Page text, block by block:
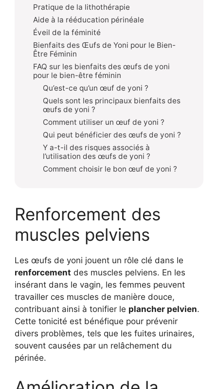
Pratique de la lithothérapie
Aide à la rééducation périnéale
Éveil de la féminité
Bienfaits des Œufs de Yoni pour le Bien-
Être Féminin
FAQ sur les bienfaits des œufs de yoni
pour le bien-être féminin
Qu’est-ce qu’un œuf de yoni ?
Quels sont les principaux bienfaits des
œufs de yoni ?
Comment utiliser un œuf de yoni ?
Qui peut bénéficier des œufs de yoni ?
Y a-t-il des risques associés à
l’utilisation des œufs de yoni ?
Comment choisir le bon œuf de yoni ?
Renforcement des
muscles pelviens
Les œufs de yoni jouent un rôle clé dans le
renforcement des muscles pelviens. En les
insérant dans le vagin, les femmes peuvent
travailler ces muscles de manière douce,
contribuant ainsi à tonifier le plancher pelvien.
Cette tonicité est bénéfique pour prévenir
divers problèmes, tels que les fuites urinaires,
souvent causées par un relâchement du
périnée.